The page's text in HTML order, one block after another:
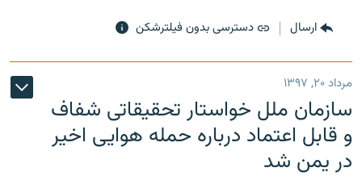
ارسال دسترسی بدون فیلترشکن
مرداد ۲۰, ۱۳۹۷
سازمان ملل خواستار تحقیقاتی شفاف
و قابل اعتماد درباره حمله هوایی اخیر
در یمن شد